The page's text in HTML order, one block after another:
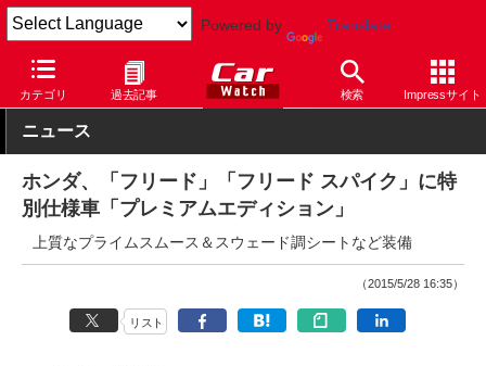
Powered by Translate
カテゴリ 過去記事 検索 Impressサイト
Car Watch 自動車 ホンダ フリード
ニュース
ホンダ、「フリード」「フリード スパイク」に特
別仕様車「プレミアムエディション」
上質なプライムスムース＆スウェード調シートなど装備
（2015/5/28 16:35）
リスト